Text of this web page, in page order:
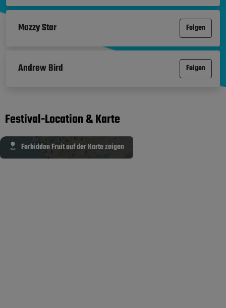
Mazzy Star Folgen
Andrew Bird Folgen
Festival-Location & Karte
Forbidden Fruit auf der Karte zeigen